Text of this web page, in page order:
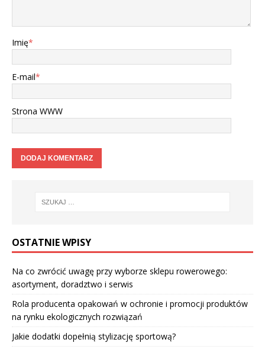
Imię*
E-mail*
Strona WWW
OSTATNIE WPISY
Na co zwrócić uwagę przy wyborze sklepu rowerowego:
asortyment, doradztwo i serwis
Rola producenta opakowań w ochronie i promocji produktów
na rynku ekologicznych rozwiązań
Jakie dodatki dopełnią stylizację sportową?